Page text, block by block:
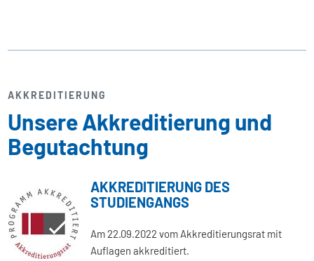
AKKREDITIERUNG
Unsere Akkreditierung und
Begutachtung
AKKREDITIERUNG DES
STUDIENGANGS
Am 22.09.2022 vom Akkreditierungsrat mit
Auflagen akkreditiert.